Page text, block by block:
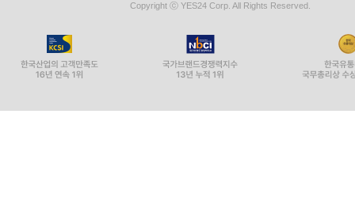
Copyright ⓒ YES24 Corp. All Rights Reserved.